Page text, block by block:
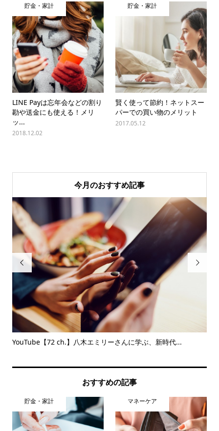
貯金・家計
LINE Payは忘年会などの割り
勘や送金にも使える！メリ
ッ...
2018.12.02
貯金・家計
賢く使って節約！ネットスー
パーでの買い物のメリット
2017.05.12
今月のおすすめ記事

YouTube【72 ch.】八木エミリーさんに学ぶ、新時代...

おすすめの記事
貯金・家計 マネーケア